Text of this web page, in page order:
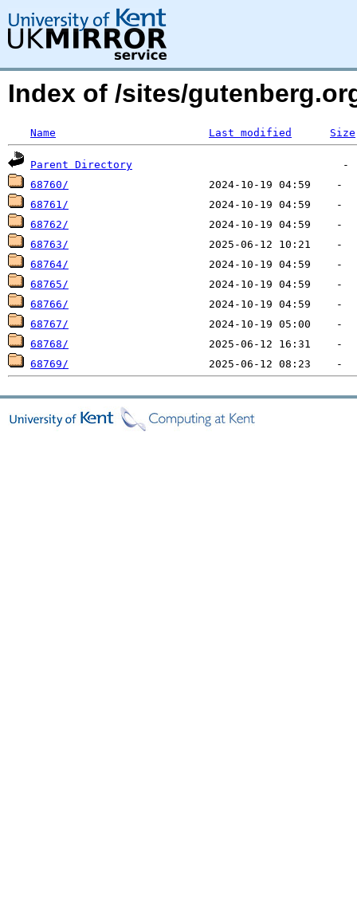
Index of /sites/
Name Last modified Size
Parent Directory
68760/
68761/
68762/
68763/
68764/
68765/
68766/
68767/
68768/
68769/